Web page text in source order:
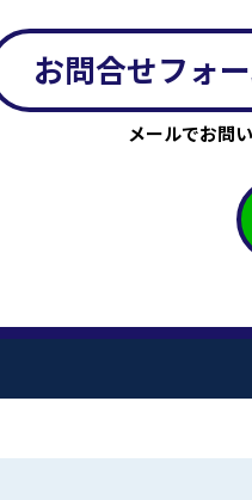
お問合せフォ
メールでお問